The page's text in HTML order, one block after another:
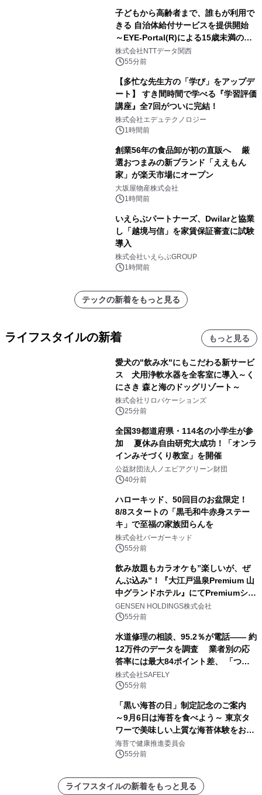
子どもから高齢者まで、誰もが利用で
きる 自治体給付サービスを提供開始
～EYE-Portal(R)による15歳未満の本
人認証と デジタルデバイド対策で実現
～
株式会社NTTデータ関西
55分前
【多忙な先生方の「学び」をアップデ
ート】 すき間時間で学べる『学習評価
講座』全7回がついに完結！
株式会社エデュテクノロジー
1時間前
創業56年の食品卸が初の直販へ 厳
選おつまみの新ブランド「ええもん
家」が楽天市場にオープン
大坂屋物産株式会社
1時間前
いえらぶパートナーズ、Dwilarと協業
し「越境与信」を家賃保証審査に試験
導入
株式会社いえらぶGROUP
1時間前
テックの新着をもっと見る
ライフスタイルの新着 もっと見る
愛犬の"飲み水"にもこだわる新サービ
ス 犬用浄軟水器を全客室に導入～く
にさき 森と海のドッグリゾート～
株式会社リロバケーションズ
25分前
全国39都道府県・114名の小学生が参
加 夏休み自由研究大成功！「オンラ
インみそづくり教室」を開催
公益財団法人ノエビアグリーン財団
40分前
ハローキッド、50回目のお盆限定！
8/8スタートの「黒毛和牛赤身ステー
キ」で至福の家族団らんを
株式会社バーガーキッド
55分前
飲み放題もカラオケも”楽しいが、ぜ
んぶ込み”！『大江戸温泉Premium 山
中グランドホテル』にてPremiumシリ
ーズ初のオールインクルーシブ導入
GENSEN HOLDINGS株式会社
55分前
水道修理の相談、95.2％が電話―― 約
12万件のデータを調査 業者別の応
答率には最大84ポイント差、 「つな
がりやすさ」も選定基準に
株式会社SAFELY
55分前
「黒い海苔の日」制定記念のご案内
～9月6日は海苔を食べよう～ 東京タ
ワーで美味しい上質な海苔体験をお届
けします！
海苔で健康推進委員会
55分前
ライフスタイルの新着をもっと見る